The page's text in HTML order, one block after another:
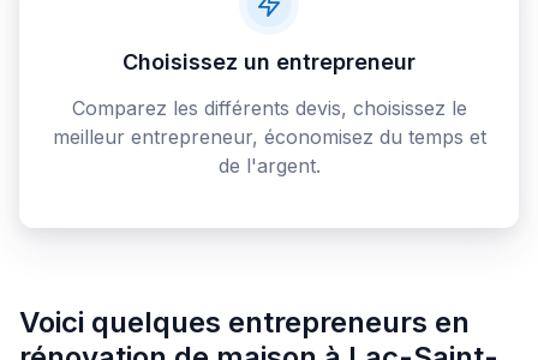
Choisissez un entrepreneur
Comparez les différents devis, choisissez le
meilleur entrepreneur, économisez du temps et
de l'argent.
Voici quelques entrepreneurs en